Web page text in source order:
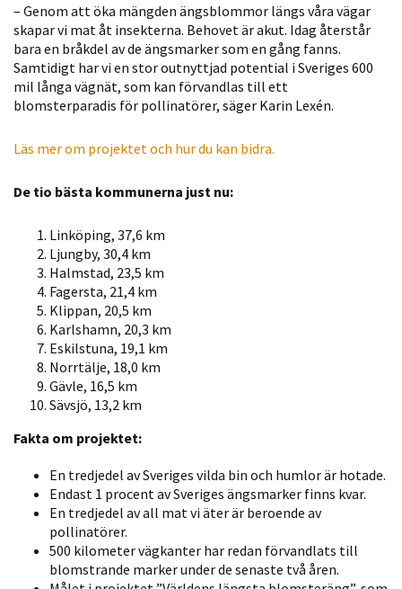
– Genom att öka mängden ängsblommor längs våra vägar
skapar vi mat åt insekterna. Behovet är akut. Idag återstår
bara en bråkdel av de ängsmarker som en gång fanns.
Samtidigt har vi en stor outnyttjad potential i Sveriges 600
mil långa vägnät, som kan förvandlas till ett
blomsterparadis för pollinatörer, säger Karin Lexén.
Läs mer om projektet och hur du kan bidra.
De tio bästa kommunerna just nu:
Linköping, 37,6 km
Ljungby, 30,4 km
Halmstad, 23,5 km
Fagersta, 21,4 km
Klippan, 20,5 km
Karlshamn, 20,3 km
Eskilstuna, 19,1 km
Norrtälje, 18,0 km
Gävle, 16,5 km
Sävsjö, 13,2 km
Fakta om projektet:
En tredjedel av Sveriges vilda bin och humlor är hotade.
Endast 1 procent av Sveriges ängsmarker finns kvar.
En tredjedel av all mat vi äter är beroende av
pollinatörer.
500 kilometer vägkanter har redan förvandlats till
blomstrande marker under de senaste två åren.
används.
Upplevelse
För att vår
prestera så
möjligt under
Genom att dela
med dig av dina
intressen och ditt
surfar ökar du
chansen att få se